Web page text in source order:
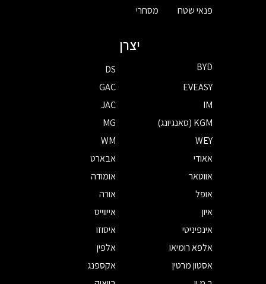
פנאי שטח
מסחרי
יצרן
BYD
DS
EVEASY
GAC
IM
JAC
KGM (סאנגיונג)
MG
WEY
WM
אאודי
אבארט
אווטאר
אומודה
אופל
אורה
איון
אייווייס
אינפיניטי
איסוזו
אלפא רומיאו
אלפין
אסטון מרטין
אקספנג